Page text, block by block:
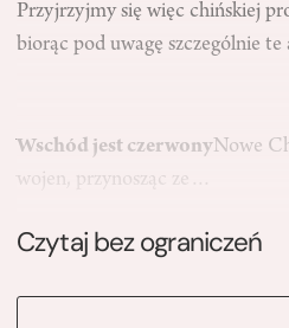
Przyjrzyjmy się więc chińskiej
biorąc pod uwagę szczególnie
Wschód jest czerwonyNowe
wojen, przynosząc ze…
Czytaj bez ograniczeń